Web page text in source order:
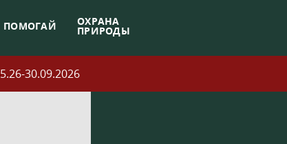
ПОМОГАЙ ОХРАНА
ПРИРОДЫ
30.09.2026